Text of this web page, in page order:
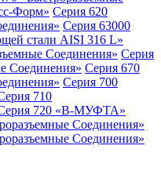
Форм» Серия 620
Серия 63000
стали AISI 316 L»
Соединения» Серия
Соединения» Серия 670
Серия 700
710
720 «B-МУФТА»
Соединения»
Соединения»